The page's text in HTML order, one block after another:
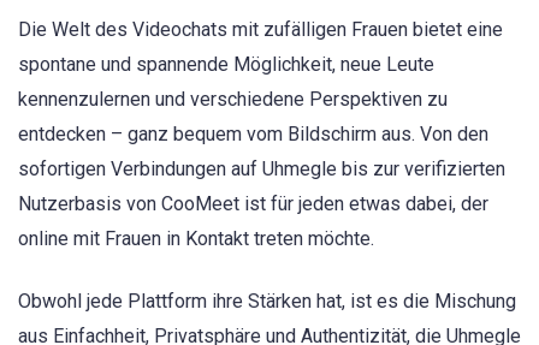
Die Welt des Videochats mit zufälligen Frauen bietet eine
spontane und spannende Möglichkeit, neue Leute
kennenzulernen und verschiedene Perspektiven zu
entdecken – ganz bequem vom Bildschirm aus. Von den
sofortigen Verbindungen auf Uhmegle bis zur verifizierten
Nutzerbasis von CooMeet ist für jeden etwas dabei, der
online mit Frauen in Kontakt treten möchte.
Obwohl jede Plattform ihre Stärken hat, ist es die Mischung
aus Einfachheit, Privatsphäre und Authentizität, die Uhmegle